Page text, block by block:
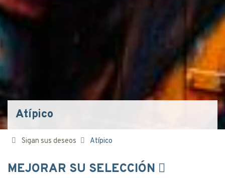
Atípico
Sigan sus deseos Atípico
MEJORAR SU SELECCIÓN